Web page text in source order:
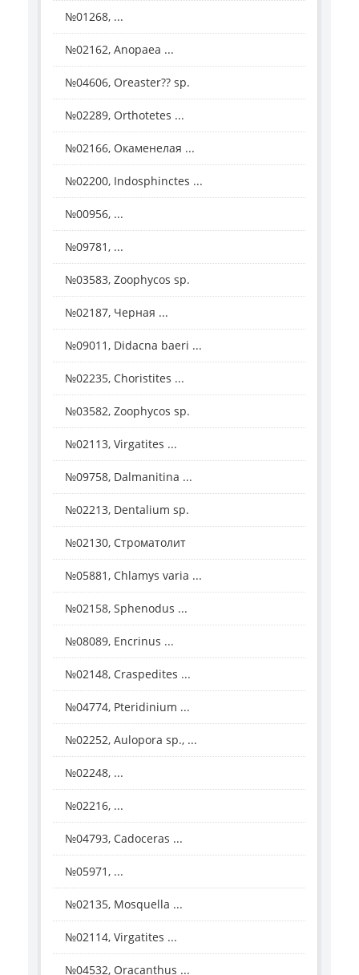
№01268, ...
№02162, Anopaea ...
№04606, Oreaster?? sp.
№02289, Orthotetes ...
№02166, Окаменелая ...
№02200, Indosphinctes ...
№00956, ...
№09781, ...
№03583, Zoophycos sp.
№02187, Черная ...
№09011, Didacna baeri ...
№02235, Choristites ...
№03582, Zoophycos sp.
№02113, Virgatites ...
№09758, Dalmanitina ...
№02213, Dentalium sp.
№02130, Строматолит
№05881, Chlamys varia ...
№02158, Sphenodus ...
№08089, Encrinus ...
№02148, Craspedites ...
№04774, Pteridinium ...
№02252, Aulopora sp., ...
№02248, ...
№02216, ...
№04793, Cadoceras ...
№05971, ...
№02135, Mosquella ...
№02114, Virgatites ...
№04532, Oracanthus ...